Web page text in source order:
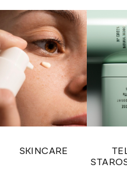
SKINCARE